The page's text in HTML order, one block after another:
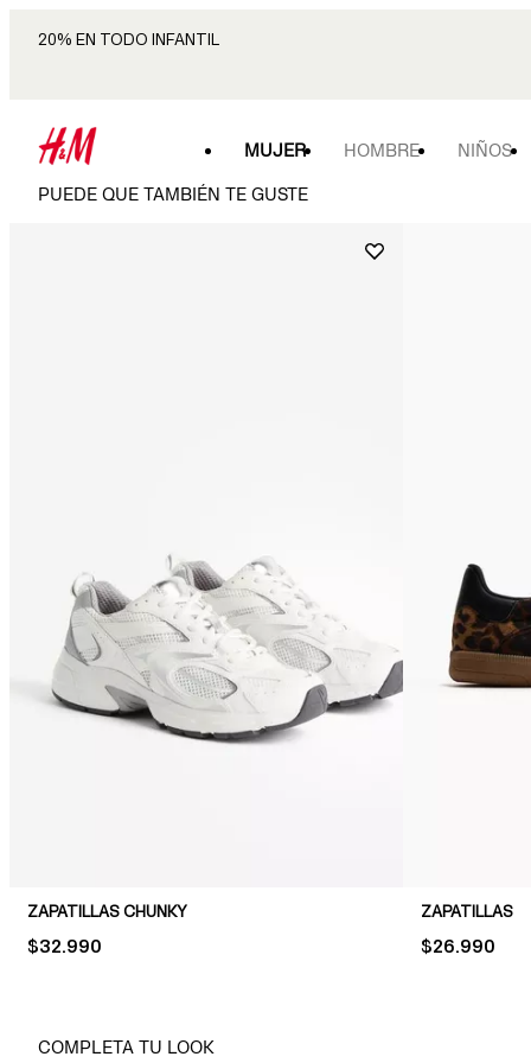
20% EN TODO INFANTIL
MUJER HOMBRE NIÑOS
PUEDE QUE TAMBIÉN TE GUSTE
ZAPATILLAS CHUNKY
PRICE:
$32.990
ZAPATILLAS
PRICE:
$26.990
COMPLETA TU LOOK